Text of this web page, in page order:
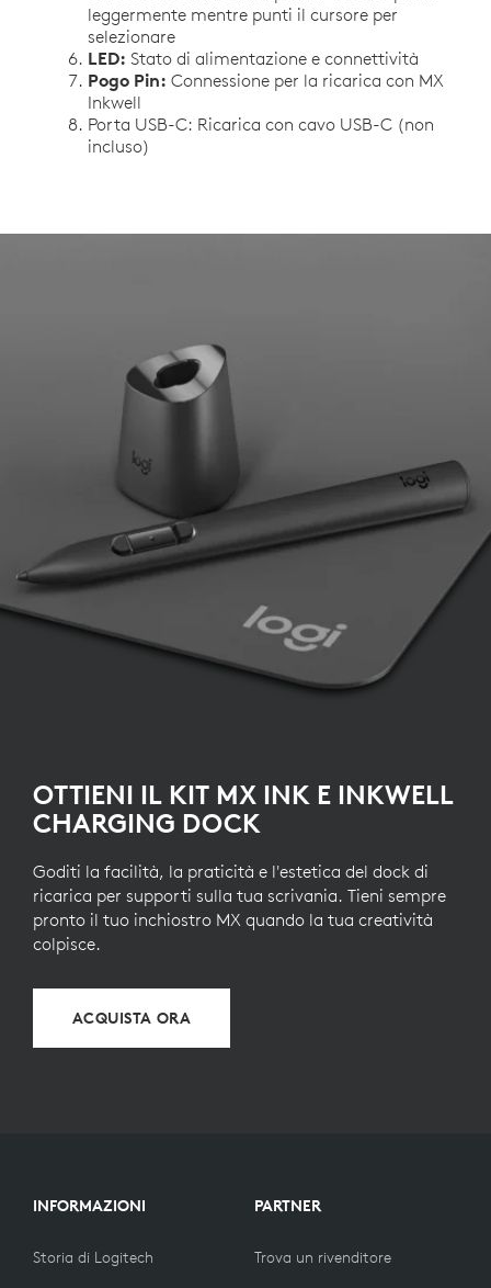
leggermente mentre punti il cursore per
selezionare
LED: Stato di alimentazione e connettività
Pogo Pin: Connessione per la ricarica con MX
Inkwell
Porta USB-C: Ricarica con cavo USB-C (non
incluso)
OTTIENI IL KIT MX INK E INKWELL
CHARGING DOCK
Goditi la facilità, la praticità e l'estetica del dock di
ricarica per supporti sulla tua scrivania. Tieni sempre
pronto il tuo inchiostro MX quando la tua creatività
colpisce.
ACQUISTA ORA
INFORMAZIONI
Storia di Logitech
PARTNER
Trova un rivenditore